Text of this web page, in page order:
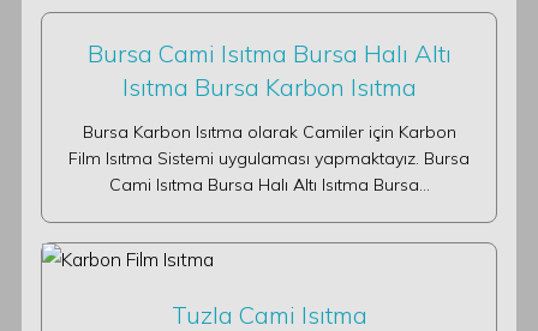
Bursa Cami Isıtma Bursa Halı Altı
Isıtma Bursa Karbon Isıtma
Bursa Karbon Isıtma olarak Camiler için Karbon
Film Isıtma Sistemi uygulaması yapmaktayız. Bursa
Cami Isıtma Bursa Halı Altı Isıtma Bursa…
Tuzla Cami Isıtma